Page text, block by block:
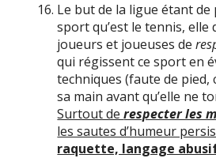
Le but de la ligue étant
sport qu’est le tennis, elle
joueurs et joueuses de
qui régissent ce sport en
techniques (faute de pied,
sa main avant qu’elle ne
Surtout derespecter les
les sautes d’humeur
raquette, langage